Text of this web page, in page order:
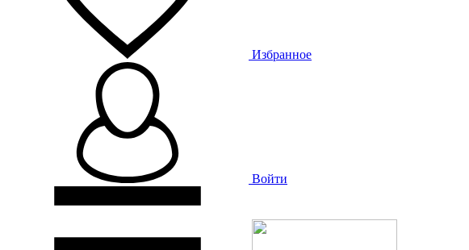
Избранное
Войти